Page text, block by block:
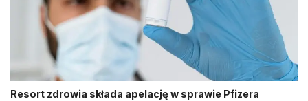
Resort zdrowia składa apelację w sprawie Pfizera